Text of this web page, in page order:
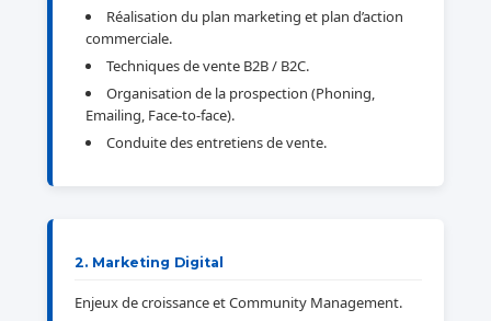
Réalisation du plan marketing et plan d’action
commerciale.
Techniques de vente B2B / B2C.
Organisation de la prospection (Phoning,
Emailing, Face-to-face).
Conduite des entretiens de vente.
2. Marketing Digital
Enjeux de croissance et Community Management.